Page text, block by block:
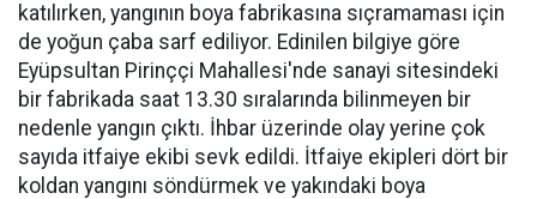
katılırken, yangının boya fabrikasına sıçramaması için
de yoğun çaba sarf ediliyor. Edinilen bilgiye göre
Eyüpsultan Pirinççi Mahallesi'nde sanayi sitesindeki
bir fabrikada saat 13.30 sıralarında bilinmeyen bir
nedenle yangın çıktı. İhbar üzerinde olay yerine çok
sayıda itfaiye ekibi sevk edildi. İtfaiye ekipleri dört bir
koldan yangını söndürmek ve yakındaki boya